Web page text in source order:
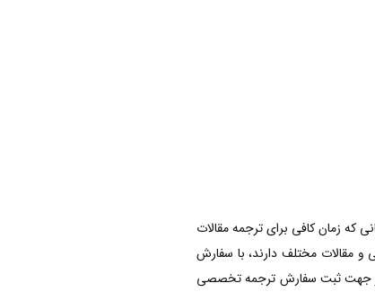
که زمان کافی برای ترجمه مقالات
و مقالات مختلف دارند، با سفارش
جهت ثبت سفارش ترجمه تخصصی